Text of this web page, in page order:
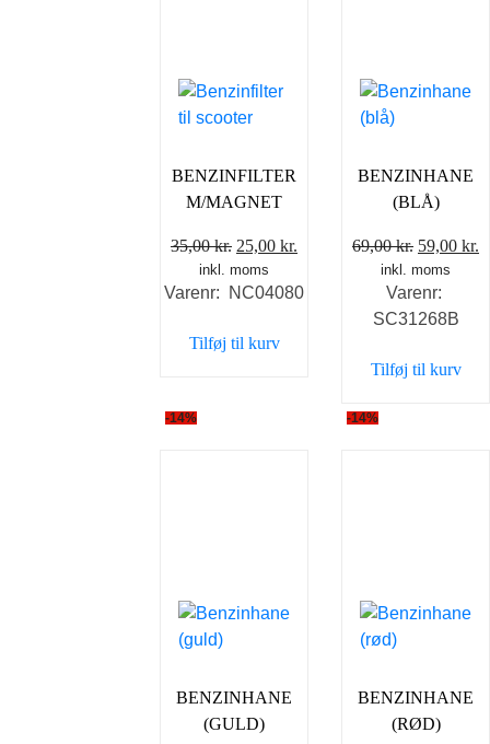
BENZINFILTER
M/MAGNET
35,00kr. Den
oprindelige
pris
35,00 kr..
25,00 kr.
pris
inkl. moms
Varenr: NC04080
Tilføj til kurv
BENZINHANE
(BLÅ)
69,00kr. Den
pris
var:
59,00 kr.
inkl. moms
Varenr:
SC31268B
Tilføj til kurv
-14%
BENZINHANE
(GULD)
-14%
BENZINHANE
(RØD)